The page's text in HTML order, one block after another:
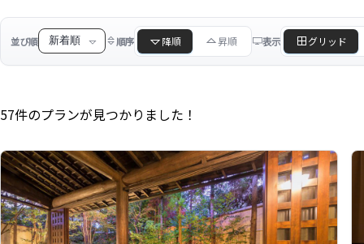
並び順 順序 降順 昇順 表示 グリッド
57件のプランが見つかりました！